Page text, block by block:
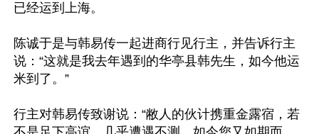
已经运到上海。
陈诚于是与韩易传一起进商行见行主，并告诉行主
说：“这就是我去年遇到的华亭县韩先生，如今他运
米到了。”
行主对韩易传致谢说：“敝人的伙计携重金露宿，若